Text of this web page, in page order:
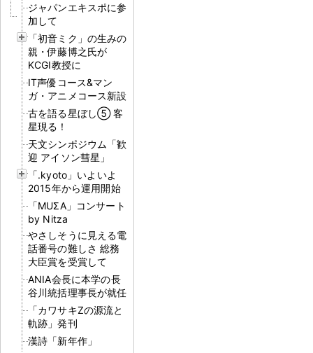
ジャパンエキスポに参
加して
「初音ミク」の生みの
親・伊藤博之氏が
KCGI教授に
IT声優コース&マン
ガ・アニメコース新設
古を語る星ぼし⑤ 客
星現る！
天文シンポジウム「歓
迎 アイソン彗星」
「.kyoto」いよいよ
2015年から運用開始
「MUΣA」コンサート
by Nitza
やさしそうに見える電
話番号の難しさ 総務
大臣賞を受賞して
ANIA会長に本学の長
谷川統括理事長が就任
「カワサキZの源流と
軌跡」発刊
漢詩「新年作」